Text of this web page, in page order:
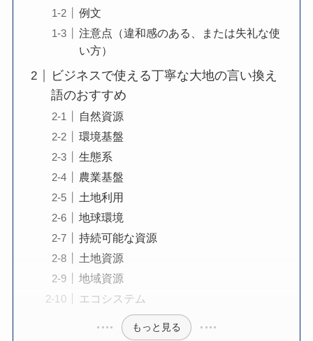
例文
注意点（違和感のある、または失礼な使
い方）
ビジネスで使える丁寧な大地の言い換え
語のおすすめ
自然資源
環境基盤
生態系
農業基盤
土地利用
地球環境
持続可能な資源
土地資源
地域資源
エコシステム
もっと見る